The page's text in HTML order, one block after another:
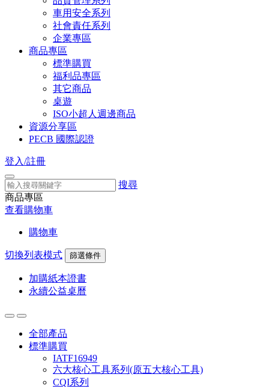
車用安全系列
社會責任系列
企業專區
商品專區
標準購買
福利品專區
其它商品
桌遊
ISO小超人週邊商品
資源分享區
PECB 國際認證
登入/註冊
搜尋
商品專區
查看購物車
購物車
切換列表模式 篩選條件
加購紙本證書
永續公益桌曆
全部產品
標準購買
IATF16949
六大核心工具系列(原五大核心工具)
CQI系列